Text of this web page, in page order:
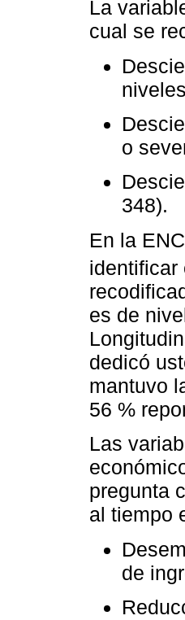
La
cual se
o
348).
En la
identificar
es de
dedicó
mantuvo
56 %
Las
pregunta
al tiempo
de